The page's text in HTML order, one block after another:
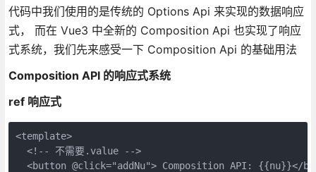
代码中我们使用的是传统的 Options Api 来实现的数据响应
式， 而在 Vue3 中全新的 Composition Api 也实现了响应
式系统，我们先来感受一下 Composition Api 的基础用法
Composition API 的响应式系统
ref 响应式
<template>
  <!-- 不需要.value -->
<button @click="addNu"> Composition API: {{nu}}</